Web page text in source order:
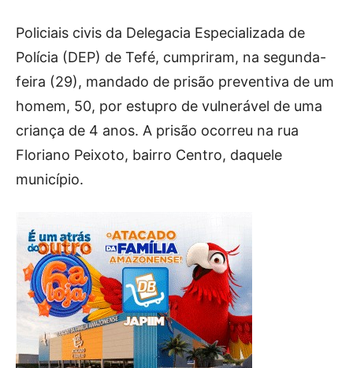
Policiais civis da Delegacia Especializada de
Polícia (DEP) de Tefé, cumpriram, na segunda-
feira (29), mandado de prisão preventiva de um
homem, 50, por estupro de vulnerável de uma
criança de 4 anos. A prisão ocorreu na rua
Floriano Peixoto, bairro Centro, daquele
município.